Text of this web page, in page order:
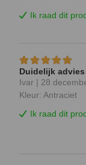
Ik raad dit
Duidelijk
Ivar | 28
Kleur: Antraciet
Ik raad dit